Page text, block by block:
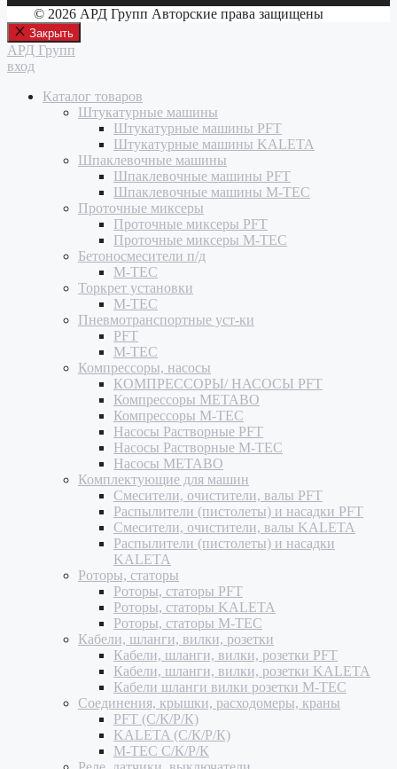
© 2026 АРД Групп Авторские права защищены
Закрыть
АРД Групп
вход
Каталог товаров
Штукатурные машины
Штукатурные машины PFT
Штукатурные машины KALETA
Шпаклевочные машины
Шпаклевочные машины PFT
Шпаклевочные машины M-TEC
Проточные миксеры
Проточные миксеры PFT
Проточные миксеры M-TEC
Бетоносмесители п/д
M-TEC
Торкрет установки
M-TEC
Пневмотранспортные уст-ки
PFT
M-TEC
Компрессоры, насосы
КОМПРЕССОРЫ/ НАСОСЫ PFT
Компрессоры METABO
Компрессоры M-TEC
Насосы Растворные PFT
Насосы Растворные M-TEC
Насосы METABO
Комплектующие для машин
Смесители, очистители, валы PFT
Распылители (пистолеты) и насадки PFT
Смесители, очистители, валы KALETA
Распылители (пистолеты) и насадки
KALETA
Роторы, статоры
Роторы, статоры PFT
Роторы, статоры KALETA
Роторы, статоры M-TEC
Кабели, шланги, вилки, розетки
Кабели, шланги, вилки, розетки PFT
Кабели, шланги, вилки, розетки KALETA
Кабели шланги вилки розетки M-TEC
Соединения, крышки, расходомеры, краны
PFT (С/К/Р/К)
KALETA (С/К/Р/К)
M-TEC С/К/Р/К